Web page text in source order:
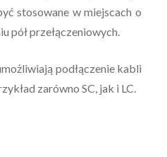
stosowane w miejscach o
pół przełączeniowych.
podłączenie kabli
zarówno SC, jak i LC.